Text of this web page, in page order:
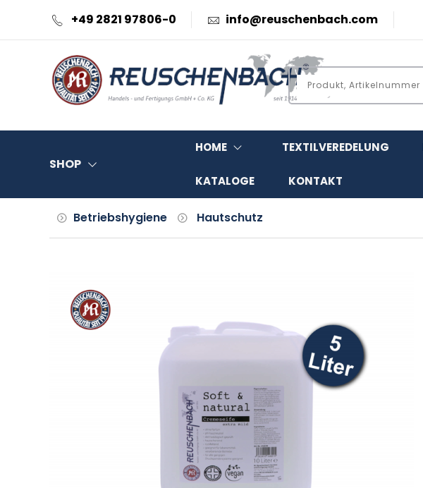
+49 2821 97806-0 info@reuschenbach.com
SHOP
HOME TEXTILVEREDELUNG
KATALOGE KONTAKT
Betriebshygiene Hautschutz